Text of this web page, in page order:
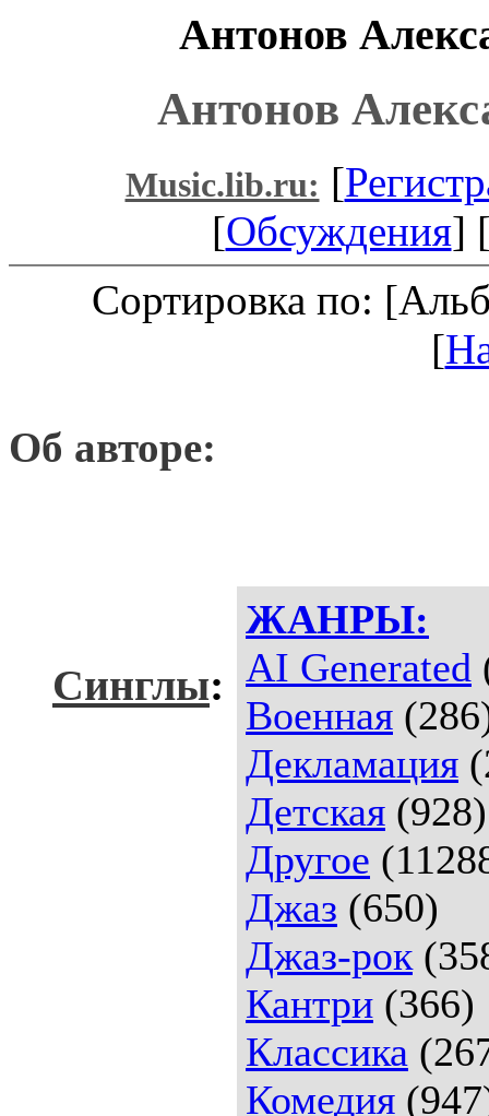
Антонов
Антонов
Music.lib.ru: [
[Обсуждения]
Сортировка по:
[
Об авторе:
ЖАНРЫ:
AI Generated
Военная
Декламация
Детская (928)
Другое
Джаз (650)
Джаз-рок
Кантри (366)
Классика
Комедия
Синглы: